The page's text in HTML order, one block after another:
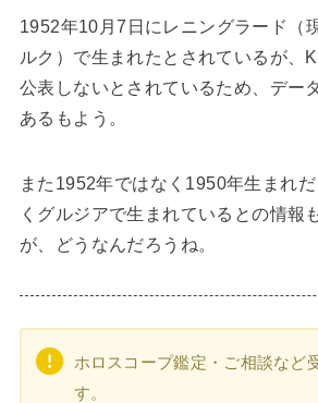
1952年10月7日にレニングラード（
ルク）で生まれたとされているが、
公表しないとされているため、デー
あるもよう。
また1952年ではなく1950年生まれ
くグルジアで生まれているとの情報
が、どうなんだろうね。
ホロスコープ鑑定・ご相談など
す。